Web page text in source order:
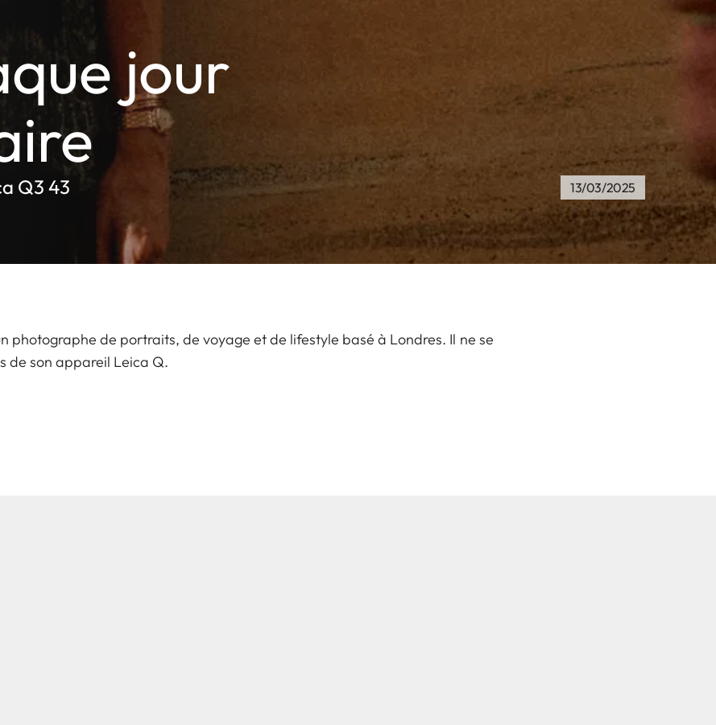
jour
Q3 43 13/03/2025
photographe de portraits, de voyage et de lifestyle basé à Londres. Il ne se
de son appareil Leica Q.